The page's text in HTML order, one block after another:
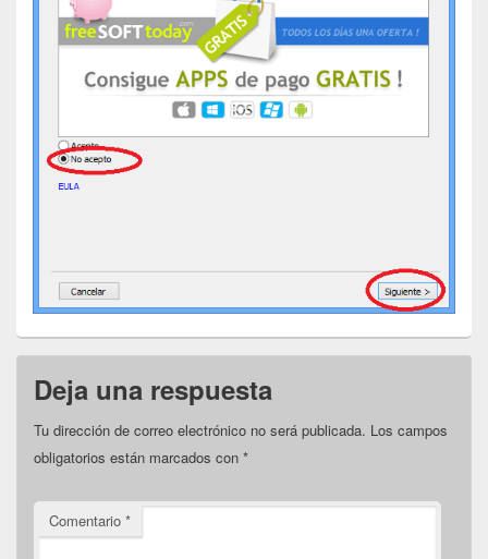
Deja una respuesta
Tu dirección de correo electrónico no será publicada. Los campos
obligatorios están marcados con *
Comentario *